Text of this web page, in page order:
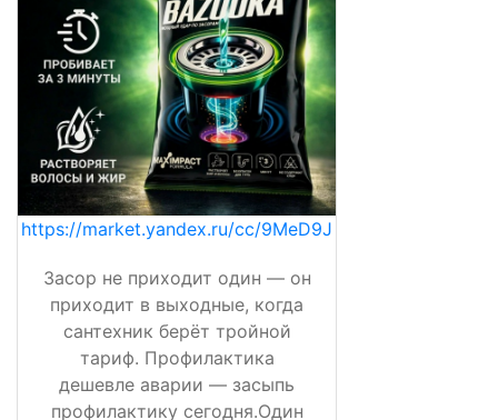
https://market.yandex.ru/cc/9MeD9J
Засор не приходит один — он
приходит в выходные, когда
сантехник берёт тройной
тариф. Профилактика
дешевле аварии — засыпь
профилактику сегодня.Один